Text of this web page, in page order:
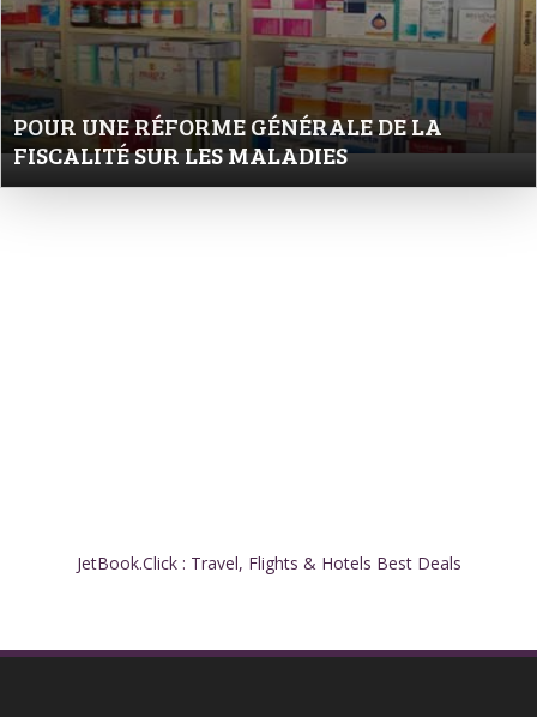
POUR UNE RÉFORME GÉNÉRALE DE LA
FISCALITÉ SUR LES MALADIES
JetBook.Click : Travel, Flights & Hotels Best Deals